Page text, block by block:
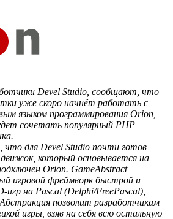
Devel Studio, сообщают, что
уже скоро начнёт работать с
языком программирования Orion,
сочетать популярный PHP +
для Devel Studio почти готов
который основывается на
Orion. GameAbstract
игровой фреймворк быстрой и
игр на Pascal (Delphi/FreePascal),
позволит разработчикам
игры, взяв на себя всю остальную